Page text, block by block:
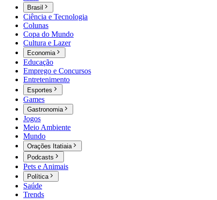
Brasil
Ciência e Tecnologia
Colunas
Copa do Mundo
Cultura e Lazer
Economia
Educação
Emprego e Concursos
Entretenimento
Esportes
Games
Gastronomia
Jogos
Meio Ambiente
Mundo
Orações Itatiaia
Podcasts
Pets e Animais
Política
Saúde
Trends